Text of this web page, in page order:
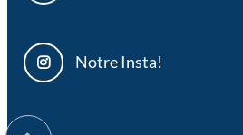
Notre Insta!